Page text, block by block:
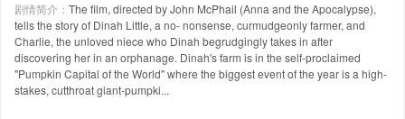
剧情简介： The film, directed by John McPhail (Anna and the Apocalypse),
tells the story of Dinah Little, a no- nonsense, curmudgeonly farmer, and
Charlie, the unloved niece who Dinah begrudgingly takes in after
discovering her in an orphanage. Dinah's farm is in the self-proclaimed
"Pumpkin Capital of the World" where the biggest event of the year is a high-
stakes, cutthroat giant-pumpki...